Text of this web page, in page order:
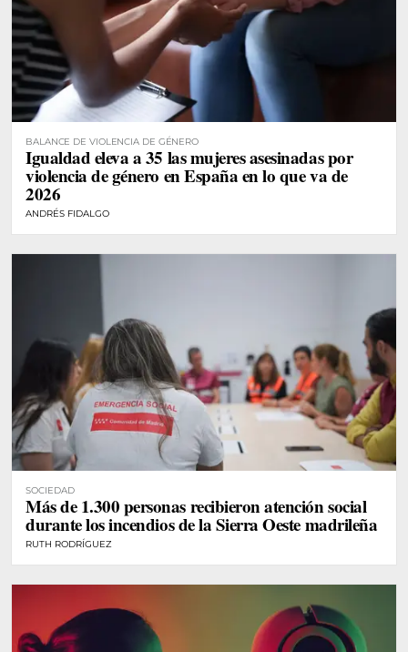
BALANCE DE VIOLENCIA DE GÉNERO
Igualdad eleva a 35 las mujeres asesinadas por
violencia de género en España en lo que va de
2026
ANDRÉS FIDALGO
SOCIEDAD
Más de 1.300 personas recibieron atención social
durante los incendios de la Sierra Oeste madrileña
RUTH RODRÍGUEZ